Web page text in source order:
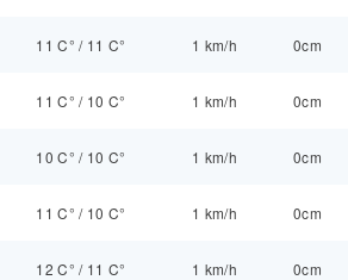
11 C° / 11 C° 1 km/h 0cm
11 C° / 10 C° 1 km/h 0cm
10 C° / 10 C° 1 km/h 0cm
11 C° / 10 C° 1 km/h 0cm
12 C° / 11 C° 1 km/h 0cm